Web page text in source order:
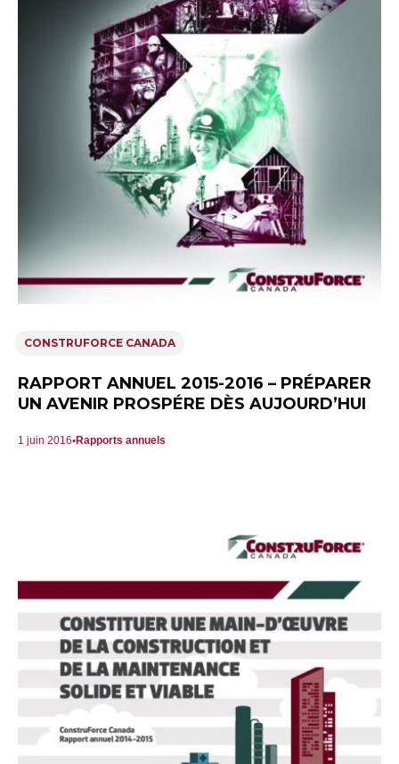
CONSTRUFORCE CANADA
RAPPORT ANNUEL 2015-2016 – PRÉPARER
UN AVENIR PROSPÉRE DÈS AUJOURD’HUI
1 juin 2016 Rapports annuels